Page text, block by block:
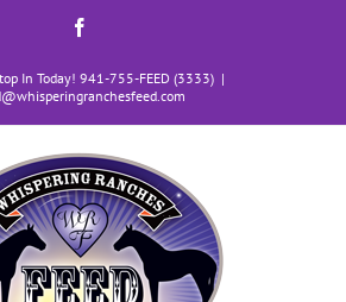
In Today! 941-755-FEED (3333) |